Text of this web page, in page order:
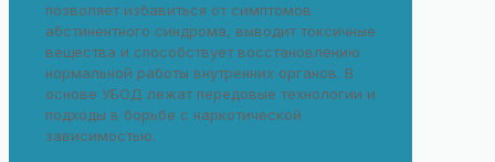
позволяет избавиться от симптомов
абстинентного синдрома, выводит токсичные
вещества и способствует восстановлению
нормальной работы внутренних органов. В
основе УБОД лежат передовые технологии и
подходы в борьбе с наркотической
зависимостью.